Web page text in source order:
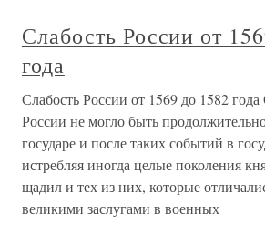
Слабость России от
года
Слабость России от 1569 до 1582
России не могло быть
государе и после таких событий в
истребляя иногда целые поколения
щадил и тех из них, которые
великими заслугами в военных